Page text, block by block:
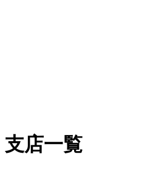
支店一覧